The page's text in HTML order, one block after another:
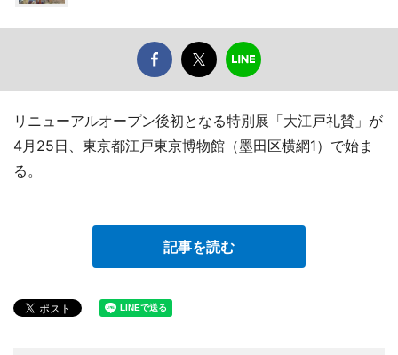
リニューアルオープン後初となる特別展「大江戸礼賛」が
4月25日、東京都江戸東京博物館（墨田区横網1）で始ま
る。
記事を読む